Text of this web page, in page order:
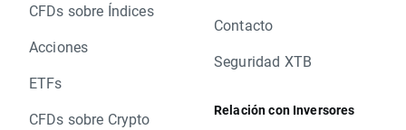
CFDs sobre Índices
Acciones
ETFs
CFDs sobre Crypto
Contacto
Seguridad XTB
Relación con Inversores